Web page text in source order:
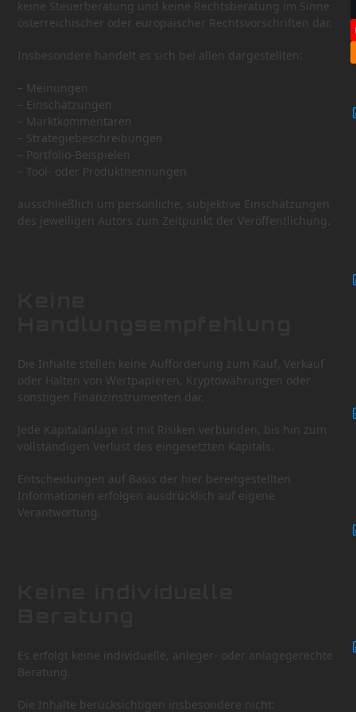
keine Steuerberatung und keine Rechtsberatung im Sinne
österreichischer oder europäischer Rechtsvorschriften dar.
Insbesondere handelt es sich bei allen dargestellten:
– Meinungen
– Einschätzungen
– Marktkommentaren
– Strategiebeschreibungen
– Portfolio-Beispielen
– Tool- oder Produktnennungen
ausschließlich um persönliche, subjektive Einschätzungen
des jeweiligen Autors zum Zeitpunkt der Veröffentlichung.
Die Inhalte stellen keine Aufforderung zum Kauf, Verkauf
oder Halten von Wertpapieren, Kryptowährungen oder
sonstigen Finanzinstrumenten dar.
Jede Kapitalanlage ist mit Risiken verbunden, bis hin zum
vollständigen Verlust des eingesetzten Kapitals.
Entscheidungen auf Basis der hier bereitgestellten
Informationen erfolgen ausdrücklich auf eigene
Verantwortung.
Es erfolgt keine individuelle, anleger- oder anlagegerechte
Beratung.
Die Inhalte berücksichtigen insbesondere nicht: